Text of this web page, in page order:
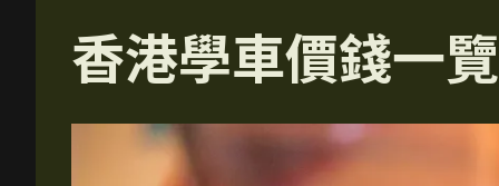
香港學車價錢一覽